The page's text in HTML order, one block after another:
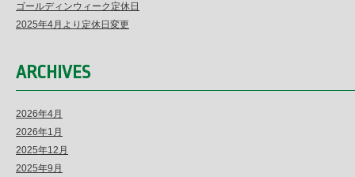
ゴールディンウィーク定休日
2025年4月より定休日変更
ARCHIVES
2026年4月
2026年1月
2025年12月
2025年9月